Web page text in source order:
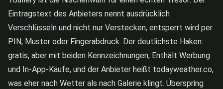
Eintragstext des Anbieters nennt ausdrücklich
Verschlüsseln und nicht nur Verstecken, entsperrt wird per
PIN, Muster oder Fingerabdruck. Der deutlichste Haken:
gratis, aber mit beiden Kennzeichnungen, Enthält Werbung
und In-App-Käufe, und der Anbieter heißt todayweather.co,
was eher nach Wetter als nach Galerie klingt. Überspring